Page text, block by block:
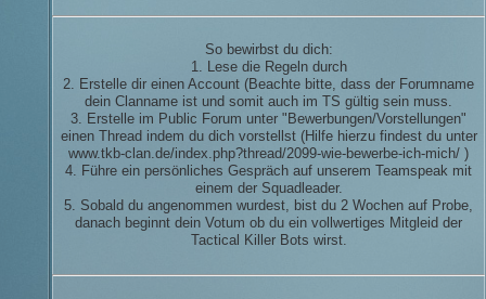
So bewirbst du dich:
1. Lese die Regeln durch
2. Erstelle dir einen Account (Beachte bitte, dass der Forumname
dein Clanname ist und somit auch im TS gültig sein muss.
3. Erstelle im Public Forum unter "Bewerbungen/Vorstellungen"
einen Thread indem du dich vorstellst (Hilfe hierzu findest du unter
www.tkb-clan.de/index.php?thread/2099-wie-bewerbe-ich-mich/ )
4. Führe ein persönliches Gespräch auf unserem Teamspeak mit
einem der Squadleader.
5. Sobald du angenommen wurdest, bist du 2 Wochen auf Probe,
danach beginnt dein Votum ob du ein vollwertiges Mitgleid der
Tactical Killer Bots wirst.